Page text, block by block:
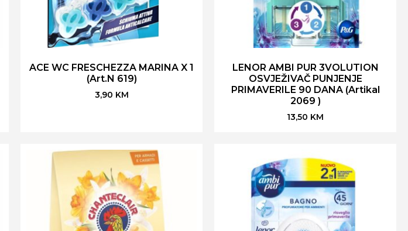
ACE WC FRESCHEZZA MARINA X 1
(Art.N 619)
3,90 KM
LENOR AMBI PUR 3VOLUTION
OSVJEŽIVAČ PUNJENJE
PRIMAVERILE 90 DANA (Artikal
2069 )
13,50 KM